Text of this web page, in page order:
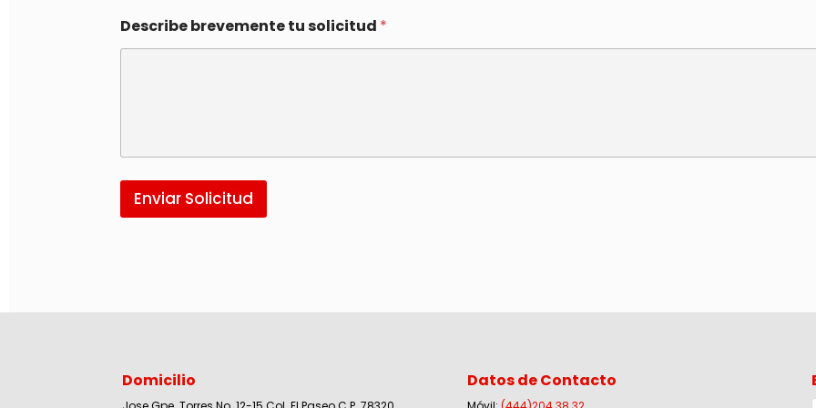
Describe brevemente tu solicitud *
Enviar Solicitud
Domicilio Datos de Contacto